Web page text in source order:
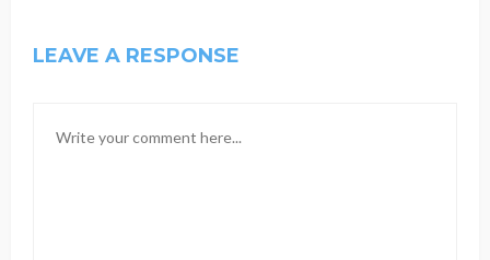
LEAVE A RESPONSE